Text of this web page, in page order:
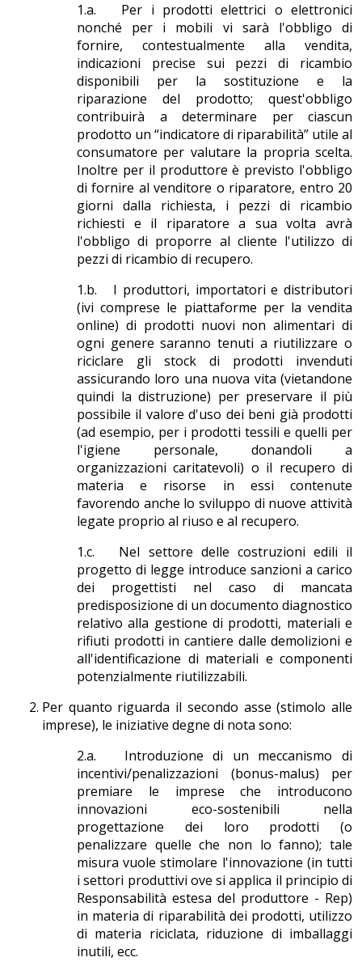
1.a. Per i prodotti elettrici o elettronici
nonché per i mobili vi sarà l'obbligo di
fornire, contestualmente alla vendita,
indicazioni precise sui pezzi di ricambio
disponibili per la sostituzione e la
riparazione del prodotto; quest'obbligo
contribuirà a determinare per ciascun
prodotto un “indicatore di riparabilità” utile al
consumatore per valutare la propria scelta.
Inoltre per il produttore è previsto l'obbligo
di fornire al venditore o riparatore, entro 20
giorni dalla richiesta, i pezzi di ricambio
richiesti e il riparatore a sua volta avrà
l'obbligo di proporre al cliente l'utilizzo di
pezzi di ricambio di recupero.
1.b. I produttori, importatori e distributori
(ivi comprese le piattaforme per la vendita
online) di prodotti nuovi non alimentari di
ogni genere saranno tenuti a riutilizzare o
riciclare gli stock di prodotti invenduti
assicurando loro una nuova vita (vietandone
quindi la distruzione) per preservare il più
possibile il valore d'uso dei beni già prodotti
(ad esempio, per i prodotti tessili e quelli per
l'igiene personale, donandoli a
organizzazioni caritatevoli) o il recupero di
materia e risorse in essi contenute
favorendo anche lo sviluppo di nuove attività
legate proprio al riuso e al recupero.
1.c. Nel settore delle costruzioni edili il
progetto di legge introduce sanzioni a carico
dei progettisti nel caso di mancata
predisposizione di un documento diagnostico
relativo alla gestione di prodotti, materiali e
rifiuti prodotti in cantiere dalle demolizioni e
all'identificazione di materiali e componenti
potenzialmente riutilizzabili.
Per quanto riguarda il secondo asse (stimolo alle
imprese), le iniziative degne di nota sono:
2.a. Introduzione di un meccanismo di
incentivi/penalizzazioni (bonus-malus) per
premiare le imprese che introducono
innovazioni eco-sostenibili nella
progettazione dei loro prodotti (o
penalizzare quelle che non lo fanno); tale
misura vuole stimolare l'innovazione (in tutti
i settori produttivi ove si applica il principio di
Responsabilità estesa del produttore - Rep)
in materia di riparabilità dei prodotti, utilizzo
di materia riciclata, riduzione di imballaggi
inutili, ecc.